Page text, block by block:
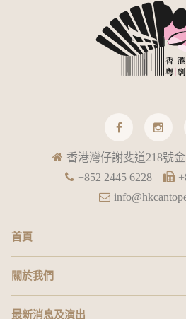
香港灣仔謝斐道218號
+852 2445 6228
首頁
關於我們
最新消息及演出